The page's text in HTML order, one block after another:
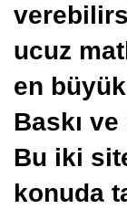
ucuz
en
Baskı ve
Bu iki
konuda